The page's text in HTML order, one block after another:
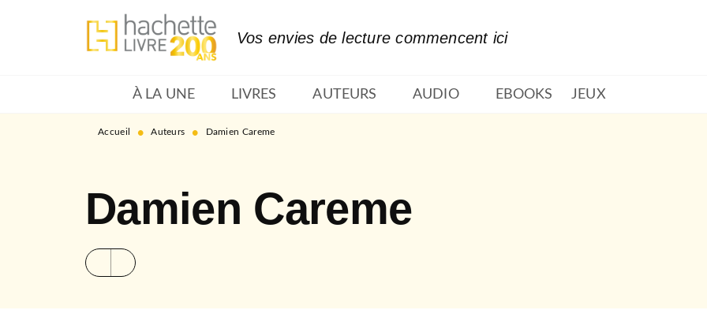
MENU RECHERCHE
Vos envies de lecture commencent ici
À LA UNE LIVRES AUTEURS AUDIO EBOOKS JEUX
Accueil • Auteurs • Damien Careme
Damien Careme